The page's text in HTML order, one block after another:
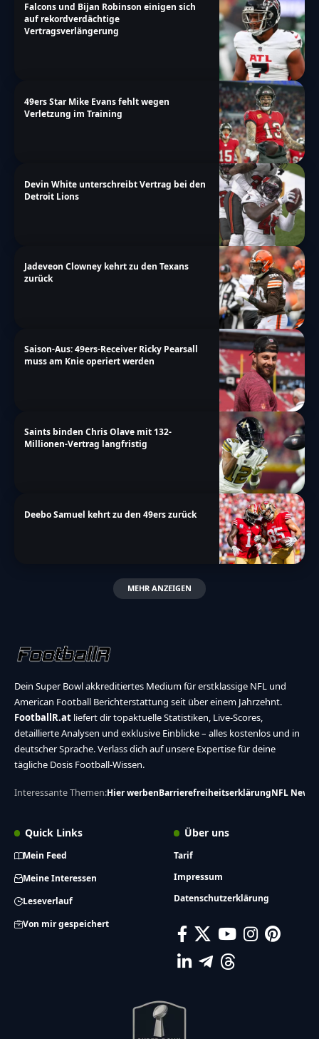
Falcons und Bijan Robinson einigen sich
auf rekordverdächtige
Vertragsverlängerung
49ers Star Mike Evans fehlt wegen
Verletzung im Training
Devin White unterschreibt Vertrag bei den
Detroit Lions
Jadeveon Clowney kehrt zu den Texans
zurück
Saison-Aus: 49ers-Receiver Ricky Pearsall
muss am Knie operiert werden
Saints binden Chris Olave mit 132-
Millionen-Vertrag langfristig
Deebo Samuel kehrt zu den 49ers zurück
MEHR ANZEIGEN
Dein Super Bowl akkreditiertes Medium für erstklassige NFL und
American Football Berichterstattung seit über einem Jahrzehnt.
FootballR.at liefert dir topaktuelle Statistiken, Live-Scores,
detaillierte Analysen und exklusive Einblicke – alles kostenlos und in
deutscher Sprache. Verlass dich auf unsere Expertise für deine
tägliche Dosis Football-Wissen.
Interessante Themen:Hier werbenBarrierefreiheitserklärungNFL News
Quick Links
Mein Feed
Meine Interessen
Leseverlauf
Von mir gespeichert
Über uns
Tarif
Impressum
Datenschutzerklärung